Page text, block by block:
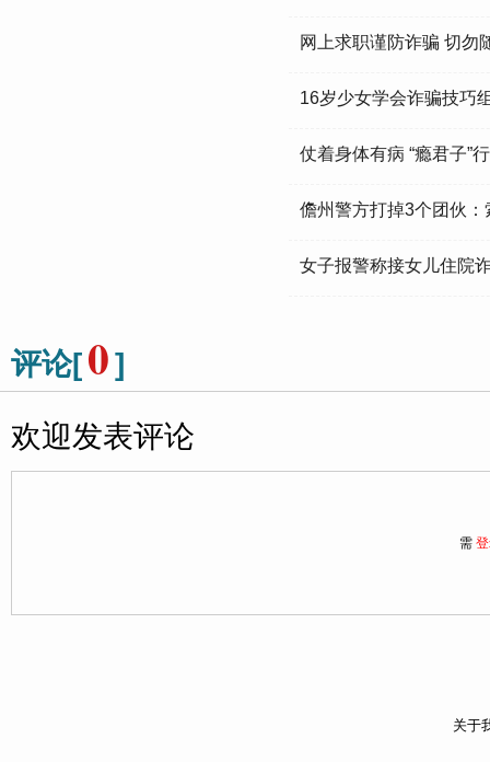
网上求职谨防诈骗 切勿
16岁少女学会诈骗技巧
仗着身体有病 “瘾君子”
儋州警方打掉3个团伙
女子报警称接女儿住院
评论[0]
欢迎发表评论
需
关于